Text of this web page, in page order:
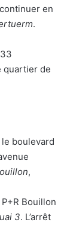
en
.
quartier de
boulevard
,
Bouillon
3. L’arrêt